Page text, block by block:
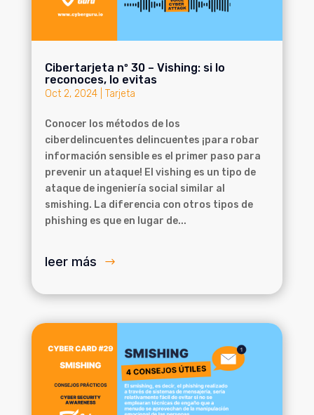
Cibertarjeta nº 30 – Vishing: si lo
reconoces, lo evitas
Oct 2, 2024| Tarjeta
Conocer los métodos de los
ciberdelincuentes delincuentes ¡para robar
información sensible es el primer paso para
prevenir un ataque! El vishing es un tipo de
ataque de ingeniería social similar al
smishing. La diferencia con otros tipos de
phishing es que en lugar de...
leer más